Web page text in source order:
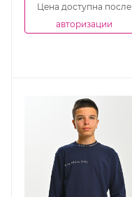
Цена доступна после
авторизации